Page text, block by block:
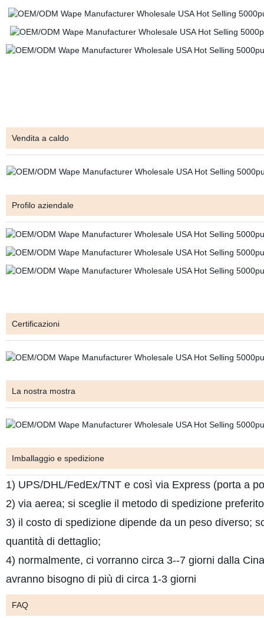
Vendita a caldo
Profilo aziendale
Certificazioni
La nostra mostra
Imballaggio e spedizione
1) UPS/DHL/FedEx/TNT e così via Express (porta a
2) via aerea; si sceglie il metodo di spedizione
3) il costo di spedizione dipende da un peso diverso;
quantità di dettaglio;
4) normalmente, ci vorranno circa 3--7 giorni dalla
avranno bisogno di più di circa 1-3 giorni
FAQ